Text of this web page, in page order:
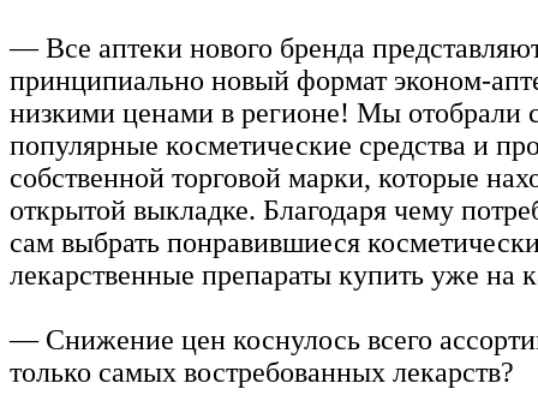
— Все аптеки нового бренда
принципиально новый формат эконом-
низкими ценами в регионе! Мы отобрали
популярные косметические средства и
собственной торговой марки, которые
открытой выкладке. Благодаря чему
сам выбрать понравившиеся
лекарственные препараты купить уже на
— Снижение цен коснулось всего
только самых востребованных лекарств?